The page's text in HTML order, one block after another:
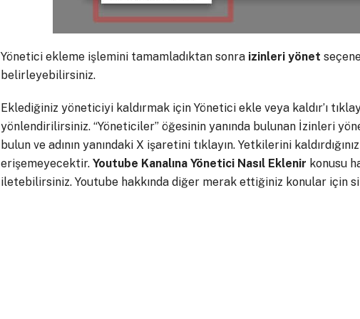
Yönetici ekleme işlemini tamamladıktan sonra izinleri yönet
belirleyebilirsiniz.
Eklediğiniz yöneticiyi kaldırmak için Yönetici ekle veya kaldır’ı
yönlendirilirsiniz. “Yöneticiler” öğesinin yanında bulunan İzinleri
bulun ve adının yanındaki X işaretini tıklayın. Yetkilerini
erişemeyecektir. Youtube Kanalına Yönetici Nasıl Eklenir konusu
iletebilirsiniz. Youtube hakkında diğer merak ettiğiniz konular için